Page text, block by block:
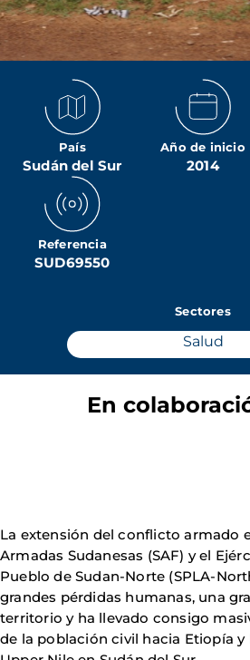
País
Sudán del Sur
Año de inicio
2014
Referencia
SUD69550
Sectores
Salud
En
La extensión del conflicto armado
Armadas Sudanesas (SAF) y el
Pueblo de Sudan-Norte (SPLA-
grandes pérdidas humanas, una
territorio y ha llevado consigo
de la población civil hacia Etiopía y